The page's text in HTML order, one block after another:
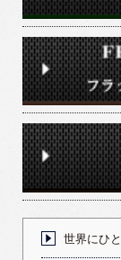
世界にひ